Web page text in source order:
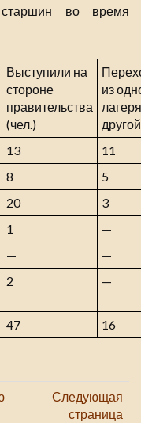
во время
Выступили на
стороне
правительства
(чел.)
из
13
11
8
5
20
3
1
—
—
—
2 —
47 16
Следующая
страница